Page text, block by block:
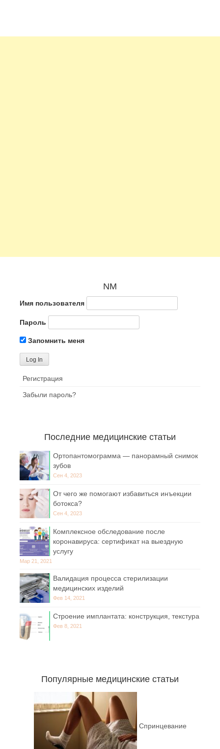
NM
Имя пользователя
Пароль
Запомнить меня
Регистрация
Забыли пароль?
Последние медицинские статьи
Ортопантомограмма — панорамный снимок
зубов
Сен 4, 2023
От чего же помогают избавиться инъекции
ботокса?
Сен 4, 2023
Комплексное обследование после
коронавируса: сертификат на выездную
услугу
Мар 21, 2021
Валидация процесса стерилизации
медицинских изделий
Фев 14, 2021
Строение имплантата: конструкция, текстура
Фев 8, 2021
Популярные медицинские статьи
Спринцевание